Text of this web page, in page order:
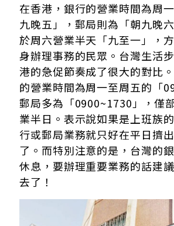
在香港，銀行的營業時間為周
九晚五」，郵局則為「朝九晚
於周六營業半天「九至一」，
身辦理事務的民眾。台灣生活
港的急促節奏成了很大的對比
的營業時間為周一至周五的「
郵局多為「0900~1730」，僅
業半日。表示說如果是上班族
行或郵局業務就只好在平日擠
了。而特別注意的是，台灣的
休息，要辦理重要業務的話建
去了！